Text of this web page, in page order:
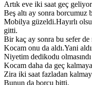
Artık eve iki saat geç
Beş altı ay sonra
Mobilya güzeldi.Hayırlı
gitti.
Bir kaç ay sonra bu sefer de
Kocam onu da aldı.Yani
Niyetim dedikodu olmasındı
Kocam daha da geç
Zira iki saat fazladan
Bunun da borcu bitti.